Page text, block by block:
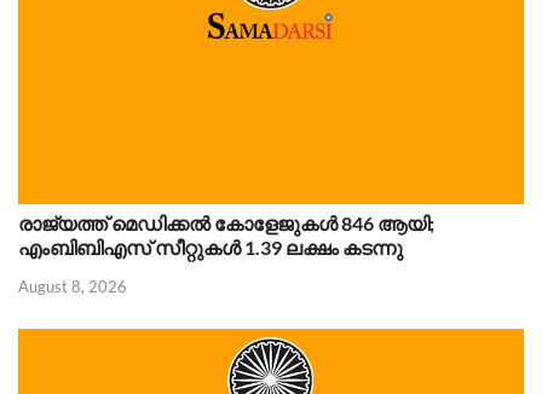
രാജ്യത്ത് മെഡിക്കൽ കോളേജുകൾ 846 ആയി;
എംബിബിഎസ് സീറ്റുകൾ 1.39 ലക്ഷം കടന്നു
August 8, 2026